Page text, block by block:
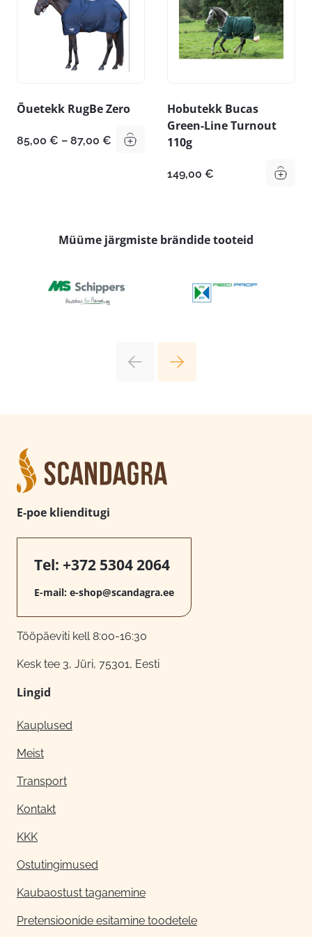
Õuetekk RugBe Zero
85,00 € – 87,00 € Hinnavahemik:
Hobutekk Bucas
Green-Line Turnout
110g
149,00 €
Müüme järgmiste brändide tooteid
E-poe klienditugi
Tel: +372 5304 2064
E-mail: e-shop@scandagra.ee
Tööpäeviti kell 8:00-16:30
Kesk tee 3, Jüri, 75301, Eesti
Lingid
Kauplused
Meist
Transport
Kontakt
KKK
Ostutingimused
Kaubaostust taganemine
Pretensioonide esitamine toodetele